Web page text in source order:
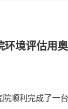
境评估用
顺利完成了一